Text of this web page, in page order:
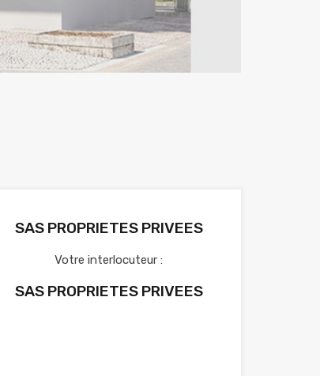
SAS PROPRIETES PRIVEES
Votre interlocuteur :
SAS PROPRIETES PRIVEES